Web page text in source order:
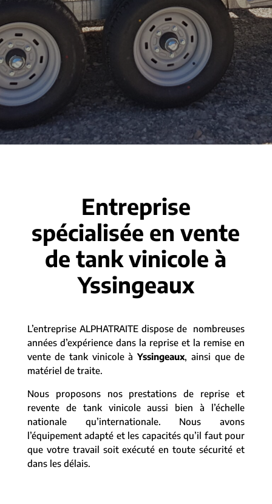
Entreprise
spécialisée en vente
de tank vinicole à
Yssingeaux
L’entreprise ALPHATRAITE dispose de nombreuses
années d’expérience dans la reprise et la remise en
vente de tank vinicole àYssingeaux, ainsi que de
matériel de traite.
Nous proposons nos prestations de reprise et
revente de tank vinicole aussi bien à l’échelle
nationale qu’internationale. Nous avons
l’équipement adapté et les capacités qu’il faut pour
que votre travail soit exécuté en toute sécurité et
dans les délais.